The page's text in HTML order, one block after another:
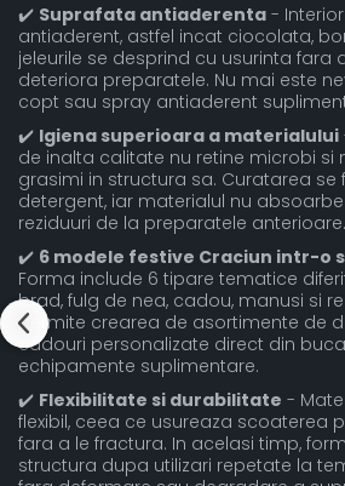
✔️ Suprafata antiaderenta -
antiaderent, astfel incat ciocolata,
jeleurile se desprind cu usurinta fara
deteriora preparatele. Nu mai este
copt sau spray antiaderent
✔️ Igiena superioara a materialului
de inalta calitate nu retine microbi si
grasimi in structura sa. Curatarea
detergent, iar materialul nu
reziduuri de la preparatele anterioare.
✔️ 6 modele festive Craciun intr-o
Forma include 6 tipare tematice
brad, fulg de nea, cadou, manusi si
permite crearea de asortimente de
cadouri personalizate direct din
echipamente suplimentare.
✔️ Flexibilitate si durabilitate -
flexibil, ceea ce usureaza scoaterea
fara a le fractura. In acelasi timp,
structura dupa utilizari repetate la